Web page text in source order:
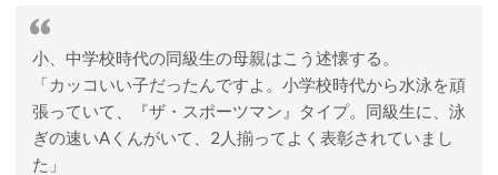
小、中学校時代の同級生の母親はこう述懐する。
「カッコいい子だったんですよ。小学校時代から水泳を頑
張っていて、『ザ・スポーツマン』タイプ。同級生に、泳
ぎの速いAくんがいて、2人揃ってよく表彰されていまし
た」